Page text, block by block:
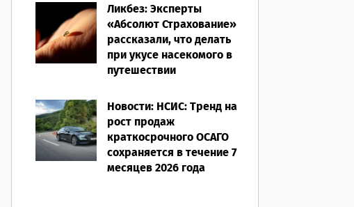
Ликбез: Эксперты
«Абсолют Страхование»
рассказали, что делать
при укусе насекомого в
путешествии
Новости: НСИС: Тренд на
рост продаж
краткосрочного ОСАГО
сохраняется в течение 7
месяцев 2026 года